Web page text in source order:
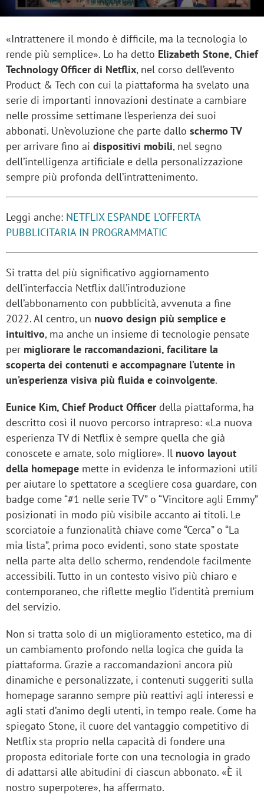
«Intrattenere il mondo è difficile, ma la tecnologia lo
rende più semplice». Lo ha detto Elizabeth Stone, Chief
Technology Officer di Netflix, nel corso dell’evento
Product & Tech con cui la piattaforma ha svelato una
serie di importanti innovazioni destinate a cambiare
nelle prossime settimane l’esperienza dei suoi
abbonati. Un’evoluzione che parte dallo schermo TV
per arrivare fino ai dispositivi mobili, nel segno
dell’intelligenza artificiale e della personalizzazione
sempre più profonda dell’intrattenimento.
Leggi anche: NETFLIX ESPANDE L'OFFERTA
PUBBLICITARIA IN PROGRAMMATIC
Si tratta del più significativo aggiornamento
dell’interfaccia Netflix dall’introduzione
dell’abbonamento con pubblicità, avvenuta a fine
2022. Al centro, un nuovo design più semplice e
intuitivo, ma anche un insieme di tecnologie pensate
per migliorare le raccomandazioni, facilitare la
scoperta dei contenuti e accompagnare l’utente in
un’esperienza visiva più fluida e coinvolgente.
Eunice Kim, Chief Product Officerdella piattaforma, ha
descritto così il nuovo percorso intrapreso: «La nuova
esperienza TV di Netflix è sempre quella che già
conoscete e amate, solo migliore». Il nuovo layout
della homepage mette in evidenza le informazioni utili
per aiutare lo spettatore a scegliere cosa guardare, con
badge come “#1 nelle serie TV” o “Vincitore agli Emmy”
posizionati in modo più visibile accanto ai titoli. Le
scorciatoie a funzionalità chiave come “Cerca” o “La
mia lista”, prima poco evidenti, sono state spostate
nella parte alta dello schermo, rendendole facilmente
accessibili. Tutto in un contesto visivo più chiaro e
contemporaneo, che riflette meglio l’identità premium
del servizio.
Non si tratta solo di un miglioramento estetico, ma di
un cambiamento profondo nella logica che guida la
piattaforma. Grazie a raccomandazioni ancora più
dinamiche e personalizzate, i contenuti suggeriti sulla
homepage saranno sempre più reattivi agli interessi e
agli stati d’animo degli utenti, in tempo reale. Come ha
spiegato Stone, il cuore del vantaggio competitivo di
Netflix sta proprio nella capacità di fondere una
proposta editoriale forte con una tecnologia in grado
di adattarsi alle abitudini di ciascun abbonato. «È il
nostro superpotere», ha affermato.